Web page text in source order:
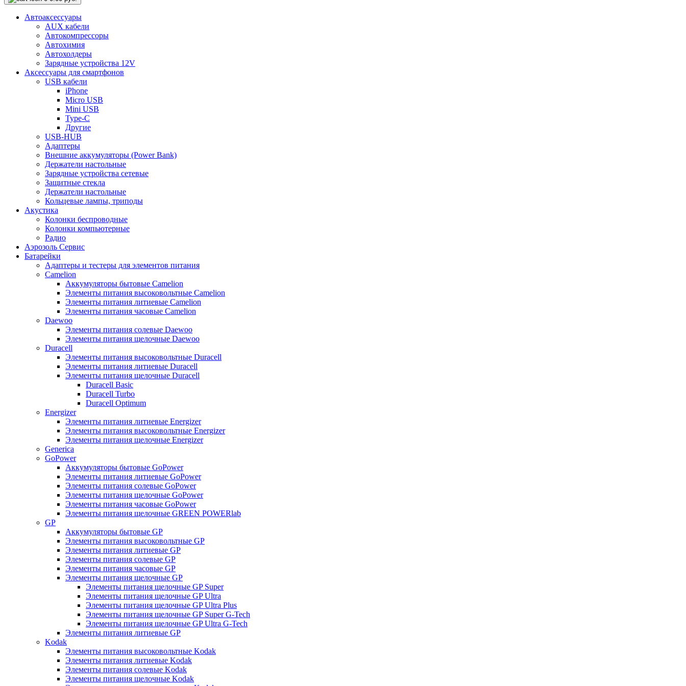
Автоаксессуары
AUX кабели
Автокомпрессоры
Автохимия
Автохолдеры
Зарядные устройства 12V
Аксессуары для смартфонов
USB кабели
iPhone
Micro USB
Mini USB
Type-C
Другие
USB-HUB
Адаптеры
Внешние аккумуляторы (Power Bank)
Держатели настольные
Зарядные устройства сетевые
Защитные стекла
Держатели настольные
Кольцевые лампы, триподы
Акустика
Колонки беспроводные
Колонки компьютерные
Радио
Аэрозоль Сервис
Батарейки
Aдаптеры и тестеры для элементов питания
Camelion
Аккумуляторы бытовые Camelion
Элементы питания высоковольтные Camelion
Элементы питания литиевые Camelion
Элементы питания часовые Camelion
Daewoo
Элементы питания солевые Daewoo
Элементы питания щелочные Daewoo
Duracell
Элементы питания высоковольтные Duracell
Элементы питания литиевые Duracell
Элементы питания щелочные Duracell
Duracell Basic
Duracell Turbo
Duracell Optimum
Energizer
Элементы питания литиевые Energizer
Элементы питания высоковольтные Energizer
Элементы питания щелочные Energizer
Generica
GoPower
Аккумуляторы бытовые GoPower
Элементы питания литиевые GoPower
Элементы питания солевые GoPower
Элементы питания щелочные GoPower
Элементы питания часовые GoPower
Элементы питания щелочные GREEN POWERlab
GP
Аккумуляторы бытовые GP
Элементы питания высоковольтные GP
Элементы питания литиевые GP
Элементы питания солевые GP
Элементы питания часовые GP
Элементы питания щелочные GP
Элементы питания щелочные GP Super
Элементы питания щелочные GP Ultra
Элементы питания щелочные GP Ultra Plus
Элементы питания щелочные GP Super G-Tech
Элементы питания щелочные GP Ultra G-Tech
Элементы питания литиевые GP
Kodak
Элементы питания высоковольтные Kodak
Элементы питания литиевые Kodak
Элементы питания солевые Kodak
Элементы питания щелочные Kodak